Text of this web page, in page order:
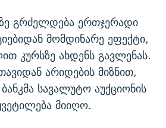
გრძელდება ერთჯერადი
მომდინარე ეფექტი,
კურსზე ახდენს გავლენას.
არიდების მიზნით,
სავალუტო აუქციონის
მიიღო.